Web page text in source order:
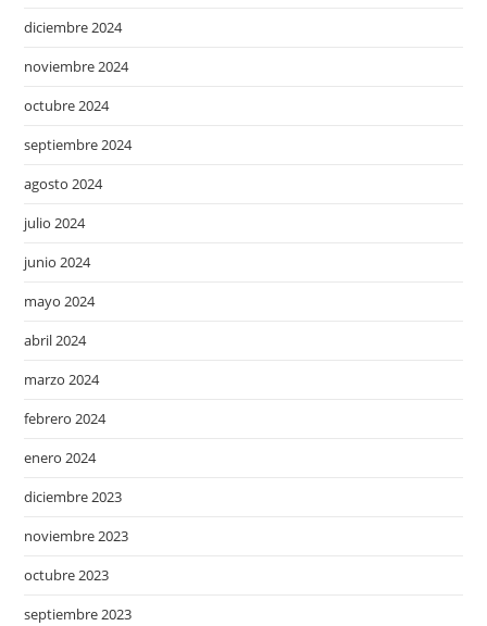
diciembre 2024
noviembre 2024
octubre 2024
septiembre 2024
agosto 2024
julio 2024
junio 2024
mayo 2024
abril 2024
marzo 2024
febrero 2024
enero 2024
diciembre 2023
noviembre 2023
octubre 2023
septiembre 2023